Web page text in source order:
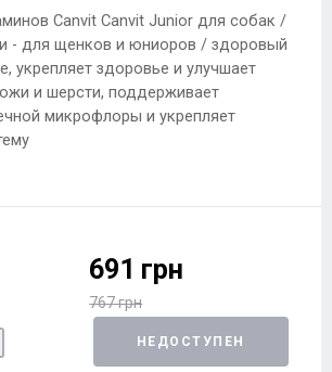
Canvit Canvit Junior для собак /
- для щенков и юниоров / здоровый
укрепляет здоровье и улучшает
и шерсти, поддерживает
микрофлоры и укрепляет
691 грн
767 грн
НЕДОСТУПЕН